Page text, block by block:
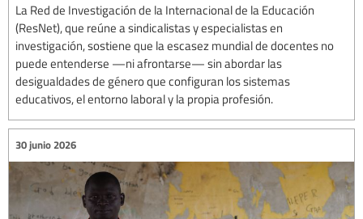
La Red de Investigación de la Internacional de la Educación
(ResNet), que reúne a sindicalistas y especialistas en
investigación, sostiene que la escasez mundial de docentes no
puede entenderse —ni afrontarse— sin abordar las
desigualdades de género que configuran los sistemas
educativos, el entorno laboral y la propia profesión.
30 junio 2026